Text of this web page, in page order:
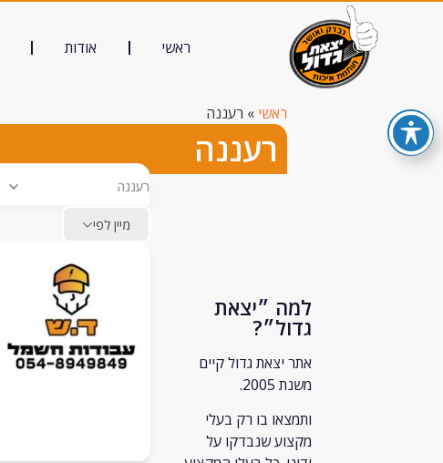
ראשי אודות
ראשי » רעננה
רעננה
למה ״יצאת
גדול״?
אתר יצאת גדול קיים
משנת 2005.
ותמצאו בו רק בעלי
מקצוע שנבדקו על
רעננה
מיין לפי